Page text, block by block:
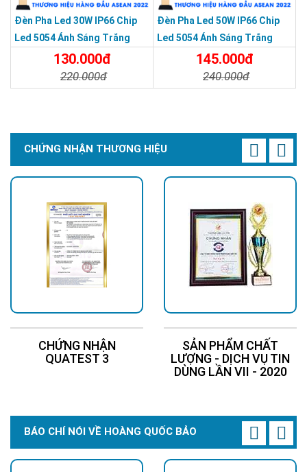
Đèn Pha Led 30W IP66 Chip
Led 5054 Ánh Sáng Trắng
130.000đ
220.000đ
Đèn Pha Led 50W IP66 Chip
Led 5054 Ánh Sáng Trắng
145.000đ
240.000đ
CHỨNG NHẬN THƯƠNG HIỆU
CHỨNG NHẬN
QUATEST 3
SẢN PHẨM CHẤT
LƯỢNG - DỊCH VỤ TIN
DÙNG LẦN VII - 2020
BÁO CHÍ NÓI VỀ HOÀNG QUỐC BẢO